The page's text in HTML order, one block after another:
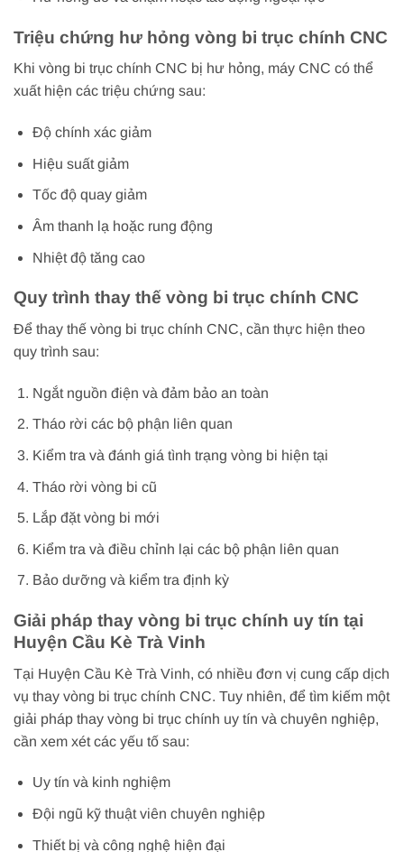
Triệu chứng hư hỏng vòng bi trục chính CNC
Khi vòng bi trục chính CNC bị hư hỏng, máy CNC có thể
xuất hiện các triệu chứng sau:
Độ chính xác giảm
Hiệu suất giảm
Tốc độ quay giảm
Âm thanh lạ hoặc rung động
Nhiệt độ tăng cao
Quy trình thay thế vòng bi trục chính CNC
Để thay thế vòng bi trục chính CNC, cần thực hiện theo
quy trình sau:
Ngắt nguồn điện và đảm bảo an toàn
Tháo rời các bộ phận liên quan
Kiểm tra và đánh giá tình trạng vòng bi hiện tại
Tháo rời vòng bi cũ
Lắp đặt vòng bi mới
Kiểm tra và điều chỉnh lại các bộ phận liên quan
Bảo dưỡng và kiểm tra định kỳ
Giải pháp thay vòng bi trục chính uy tín tại
Huyện Cầu Kè Trà Vinh
Tại Huyện Cầu Kè Trà Vinh, có nhiều đơn vị cung cấp dịch
vụ thay vòng bi trục chính CNC. Tuy nhiên, để tìm kiếm một
giải pháp thay vòng bi trục chính uy tín và chuyên nghiệp,
cần xem xét các yếu tố sau:
Uy tín và kinh nghiệm
Đội ngũ kỹ thuật viên chuyên nghiệp
Thiết bị và công nghệ hiện đại